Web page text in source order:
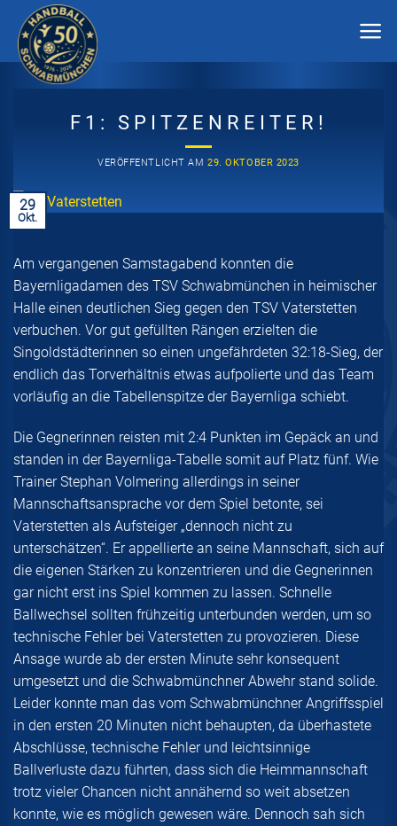
Inhalt
springen
F1: SPITZENREITER!
VERÖFFENTLICHT AM29. OKTOBER 2023
29
Okt.
Am vergangenen Samstagabend konnten die
Bayernligadamen des TSV Schwabmünchen in heimischer
Halle einen deutlichen Sieg gegen den TSV Vaterstetten
verbuchen. Vor gut gefüllten Rängen erzielten die
Singoldstädterinnen so einen ungefährdeten 32:18-Sieg, der
endlich das Torverhältnis etwas aufpolierte und das Team
vorläufig an die Tabellenspitze der Bayernliga schiebt.
Die Gegnerinnen reisten mit 2:4 Punkten im Gepäck an und
standen in der Bayernliga-Tabelle somit auf Platz fünf. Wie
Trainer Stephan Volmering allerdings in seiner
Mannschaftsansprache vor dem Spiel betonte, sei
Vaterstetten als Aufsteiger „dennoch nicht zu
unterschätzen“. Er appellierte an seine Mannschaft, sich auf
die eigenen Stärken zu konzentrieren und die Gegnerinnen
gar nicht erst ins Spiel kommen zu lassen. Schnelle
Ballwechsel sollten frühzeitig unterbunden werden, um so
technische Fehler bei Vaterstetten zu provozieren. Diese
Ansage wurde ab der ersten Minute sehr konsequent
umgesetzt und die Schwabmünchner Abwehr stand solide.
Leider konnte man das vom Schwabmünchner Angriffsspiel
in den ersten 20 Minuten nicht behaupten, da überhastete
Abschlüsse, technische Fehler und leichtsinnige
Ballverluste dazu führten, dass sich die Heimmannschaft
trotz vieler Chancen nicht annähernd so weit absetzen
konnte, wie es möglich gewesen wäre. Dennoch sah sich